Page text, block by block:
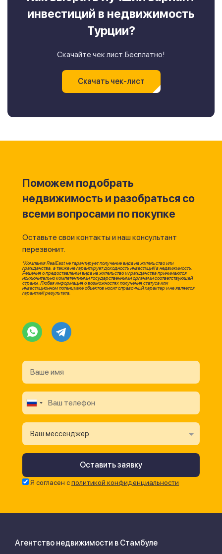
инвестиций в недвижимость
Турции?
Скачайте чек лист. Бесплатно!
Скачать чек-лист
Поможем подобрать
недвижимость и разобраться со
всеми вопросами по покупке
Оставьте свои контакты и наш консультант
перезвонит.
*Компания RealEast не гарантирует получение вида на жительство или
гражданства, а также не гарантирует доходность инвестиций в недвижимость.
Решения о предоставлении вида на жительство и гражданства принимаются
исключительно компетентными государственными органами соответствующей
страны. Любая информация о возможностях получения статуса или
инвестиционном потенциале объектов носит справочный характер и не является
гарантией результата.
Ваш мессенджер
Я согласен сполитикой конфиденциальности
Агентство недвижимости в Стамбуле